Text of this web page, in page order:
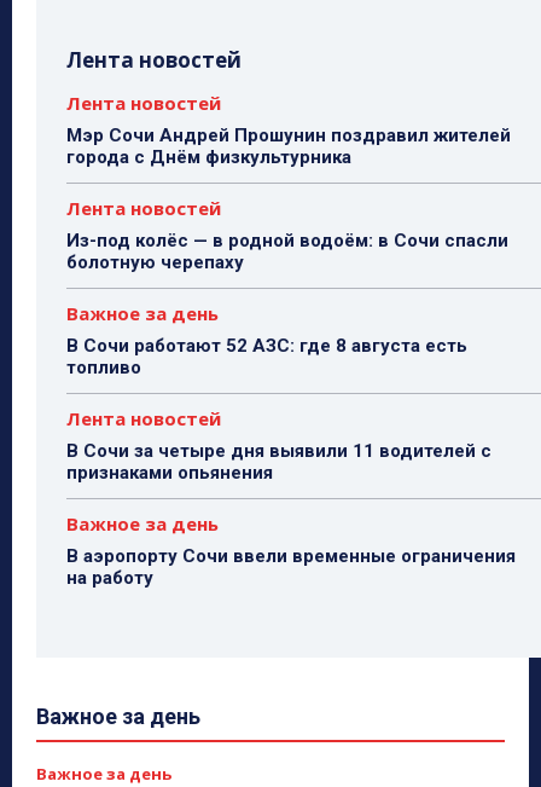
Лента новостей
Лента новостей
Мэр Сочи Андрей Прошунин поздравил жителей
города с Днём физкультурника
Лента новостей
Из-под колёс — в родной водоём: в Сочи спасли
болотную черепаху
Важное за день
В Сочи работают 52 АЗС: где 8 августа есть
топливо
Лента новостей
В Сочи за четыре дня выявили 11 водителей с
признаками опьянения
Важное за день
В аэропорту Сочи ввели временные ограничения
на работу
Важное за день
Важное за день